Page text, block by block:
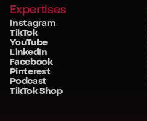
Expertises
Instagram
TikTok
YouTube
LinkedIn
Facebook
Pinterest
Podcast
TikTok Shop